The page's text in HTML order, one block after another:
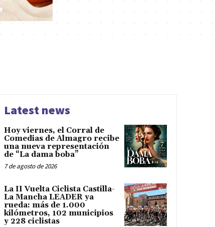
Latest news
Hoy viernes, el Corral de
Comedias de Almagro recibe
una nueva representación
de “La dama boba”
7 de agosto de 2026
La II Vuelta Ciclista Castilla-
La Mancha LEADER ya
rueda: más de 1.000
kilómetros, 102 municipios
y 228 ciclistas